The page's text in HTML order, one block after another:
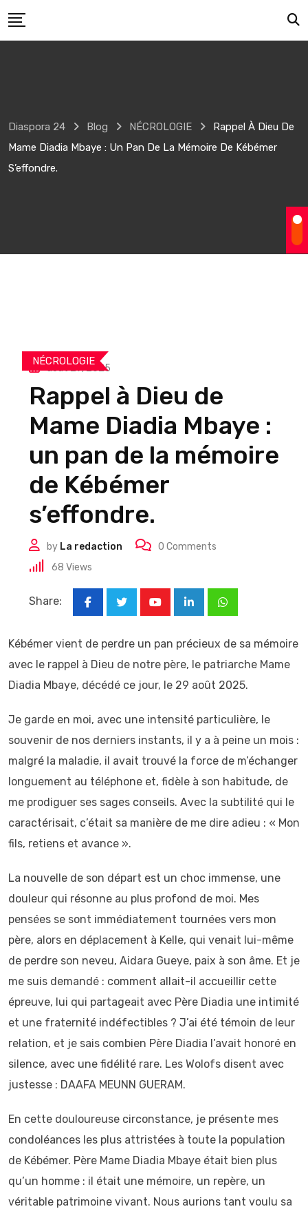
to
Diaspora 24 Blog NÉCROLOGIE
Rappel À Dieu De
Mame Diadia Mbaye : Un Pan De La Mémoire De Kébémer
S’effondre.
NÉCROLOGIE
août 29, 2025
Rappel à Dieu de
Mame Diadia Mbaye :
un pan de la mémoire
de Kébémer
s’effondre.
by La redaction 0 Comments
68 Views
Share:
LinkedInWhatsapp
Kébémer vient de perdre un pan précieux de sa mémoire
avec le rappel à Dieu de notre père, le patriarche Mame
Diadia Mbaye, décédé ce jour, le 29 août 2025.
Je garde en moi, avec une intensité particulière, le
souvenir de nos derniers instants, il y a à peine un mois :
malgré la maladie, il avait trouvé la force de m’échanger
longuement au téléphone et, fidèle à son habitude, de
me prodiguer ses sages conseils. Avec la subtilité qui le
caractérisait, c’était sa manière de me dire adieu : « Mon
fils, retiens et avance ».
La nouvelle de son départ est un choc immense, une
douleur qui résonne au plus profond de moi. Mes
pensées se sont immédiatement tournées vers mon
père, alors en déplacement à Kelle, qui venait lui-même
de perdre son neveu, Aidara Gueye, paix à son âme. Et je
me suis demandé : comment allait-il accueillir cette
épreuve, lui qui partageait avec Père Diadia une intimité
et une fraternité indéfectibles ? J’ai été témoin de leur
relation, et je sais combien Père Diadia l’avait honoré en
silence, avec une fidélité rare. Les Wolofs disent avec
justesse : DAAFA MEUNN GUERAM.
En cette douloureuse circonstance, je présente mes
condoléances les plus attristées à toute la population
de Kébémer. Père Mame Diadia Mbaye était bien plus
qu’un homme : il était une mémoire, un repère, un
véritable patrimoine vivant. Nous aurions tant voulu sa